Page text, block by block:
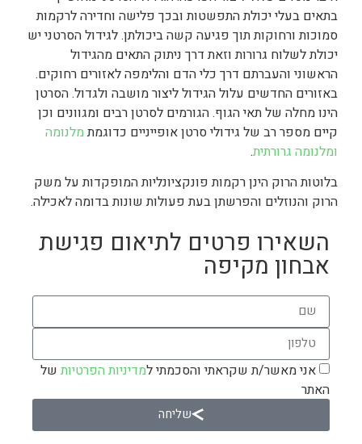
בתאים בעלי יכולת התפשטות ובכך פלישה וחדירה לרקמות
סמוכות ורחוקות תוך פגיעה קשה ביכולתן. לגידול הסרטני יש
יכולת לשלוח גרורות וזאת דרך ניתוק התאים מהגידול
הראשוני והעברתם דרך כלי הדם והלימפה לאזורים רחוקים.
באזורים החדשים עלול הגידול ליצור מושבה ולגדול. הסרטן
הינו מחלה של תאי הגוף. הגורמים לסרטן רבים ומגוונים וכן
קיים מספר רב של גידולי סרטן אופייניים כדוגמתמלנומה
ומלנומה גרורתית.
בלוטות הרוק הינן רקמות פונקציונליות המופקדות על משק
הרוק והנוזלים והפרשתן בעת פעולות שונות בדומה לאכילה.
השאירו פרטים לתיאום פגישת
אבחון מקיפה
אני מאשר/ת שקראתי והסכמתי למדיניות הפרטיות של
האתר
שליחה